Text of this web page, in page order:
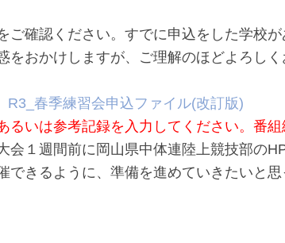
ご確認ください。すでに申込をした学校
をおかけしますが、ご理解のほどよろし
R3_春季練習会申込ファイル(改訂版)
いは参考記録を入力してください。番
会１週間前に岡山県中体連陸上競技部の
できるように、準備を進めていきたいと